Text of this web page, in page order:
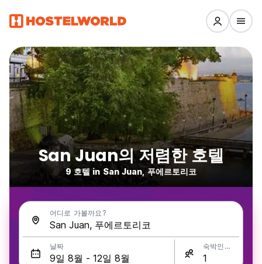
San Juan의 저렴한 호텔
9 호텔 in San Juan, 푸에르토리코
어디로 가볼까요?
날짜 숙박인원